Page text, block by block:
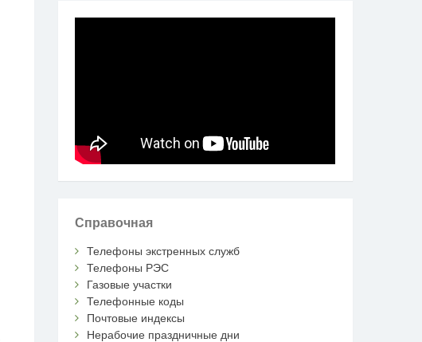
Справочная
Телефоны экстренных служб
Телефоны РЭС
Газовые участки
Телефонные коды
Почтовые индексы
Нерабочие праздничные дни